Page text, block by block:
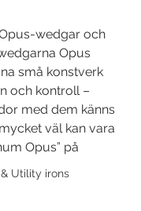
Utility irons
wedgar och
Opus
små konstverk
och kontroll –
med dem känns
väl kan vara
Opus” på